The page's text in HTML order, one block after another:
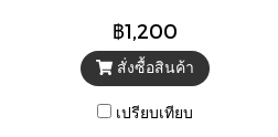
สะอาด รุ่น PondoVac 4 ยี่ห้อ
OASE
฿1,200
สั่งซื้อสินค้า
เปรียบเทียบ